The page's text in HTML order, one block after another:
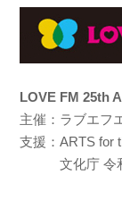
LOVE FM 25th
主催：ラブエフ
支援：ARTS for
文化庁 令和